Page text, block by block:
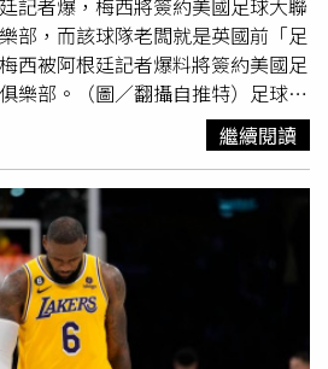
記者爆，梅西將簽約美國足球大聯
部，而該球隊老闆就是英國前「足
西被阿根廷記者爆料將簽約美國足
樂部。（圖／翻攝自推特）足球巨
巴黎聖日耳曼不再續約，因此傳出
手，包含巴塞隆納、沙聯球隊希拉
但阿根廷資深體育記者卡斯蒂略也
足的邁阿密國際。他表示他向梅西
利，也是他推薦這才是他的目的
希拉爾球團對梅西開出4億美元
合約，但如今梅西團隊恐更傾向阿
則是4年長約，年薪為5400萬美元
繼續閱讀